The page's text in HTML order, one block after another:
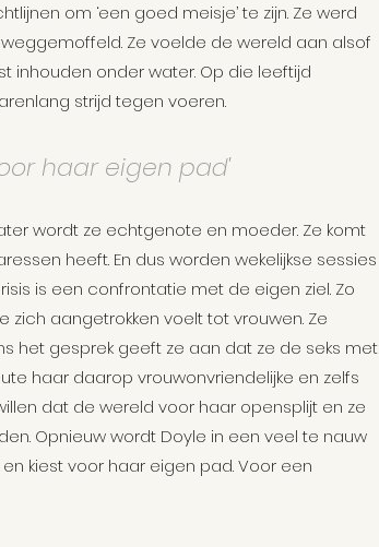
om ‘een goed meisje’ te zijn. Ze werd
Ze voelde de wereld aan alsof
onder water. Op die leeftijd
strijd tegen voeren.
haar eigen pad'
wordt ze echtgenote en moeder. Ze komt
heeft. En dus worden wekelijkse sessies
is een confrontatie met de eigen ziel. Zo
zich aangetrokken voelt tot vrouwen. Ze
het gesprek geeft ze aan dat ze de seks met
haar daarop vrouwonvriendelijke en zelfs
dat de wereld voor haar opensplijt en ze
Opnieuw wordt Doyle in een veel te nauw
kiest voor haar eigen pad. Voor een